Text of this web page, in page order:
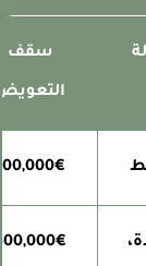
سقف
التعويض
100,000€
500,000€